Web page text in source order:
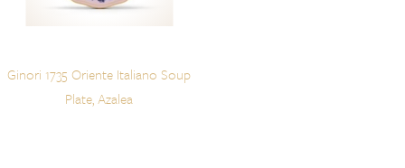
Ginori 1735 Oriente Italiano Soup
Plate, Azalea